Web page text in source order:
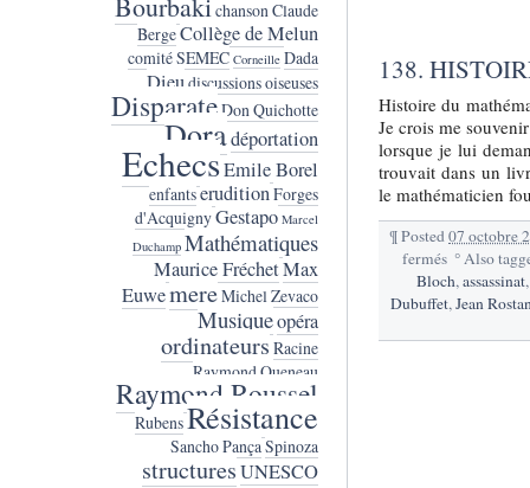
138.
Histoire du
Je crois me
lorsque je lui
trouvait dans un
le mathématicien
¶Posted07 octobre
ferméssur
138.
Histoires
de
fous
°Also
Bloch,assassinat
Dubuffet,Jean
chansonClaude
BergeCollège de Melun
comité SEMEC Corneille Dada
Dieu discussions oiseuses
DisparateDon Quichotte
Doradéportation
EchecsEmile Borel
enfantseruditionForges
d'AcquignyGestapo Marcel
Duchamp Mathématiques
Maurice FréchetMax
EuwemereMichel Zevaco
Musiqueopéra
ordinateurs Racine
Raymond Queneau
Raymond Roussel
RubensRésistance
Sancho PançaSpinoza
structuresUNESCO